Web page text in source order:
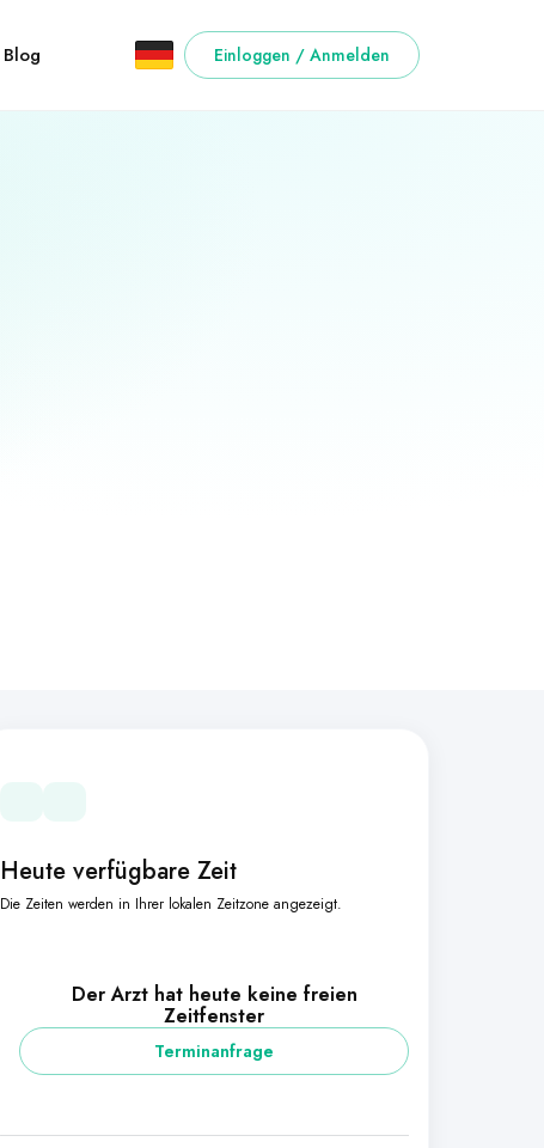
Blog Einloggen / Anmelden
Heute verfügbare Zeit
Die Zeiten werden in Ihrer lokalen Zeitzone angezeigt.
Der Arzt hat heute keine freien
Zeitfenster
Terminanfrage